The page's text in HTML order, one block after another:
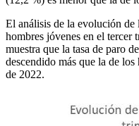
El análisis de la evolución de
hombres jóvenes en el tercer
muestra que la tasa de paro
descendido más que la de
de 2022.